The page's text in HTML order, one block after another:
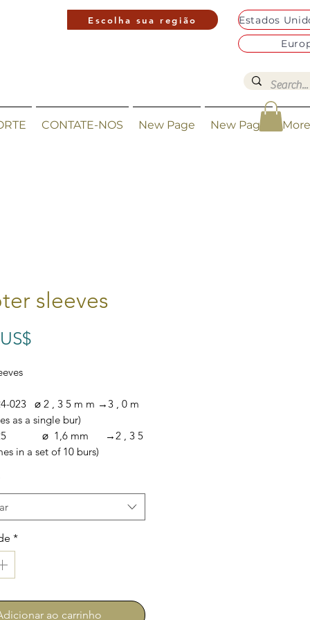
Escolha sua região
CONTATE-NOS New Page New Page More
sleeves
023 ⌀ 2 , 3 5 m m →3 , 0 m
as a single bur)
125 ⌀ 1,6 mm →2 , 3 5
in a set of 10 burs)
*
ao carrinho